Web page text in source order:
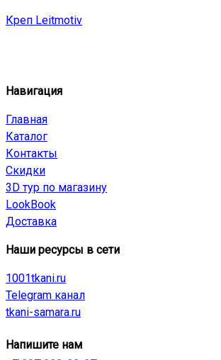
Креп Leitmotiv
Навигация
Главная
Каталог
Контакты
Скидки
3D тур по магазину
LookBook
Доставка
Наши ресурсы в сети
1001tkani.ru
Telegram канал
tkani-samara.ru
Напишите нам